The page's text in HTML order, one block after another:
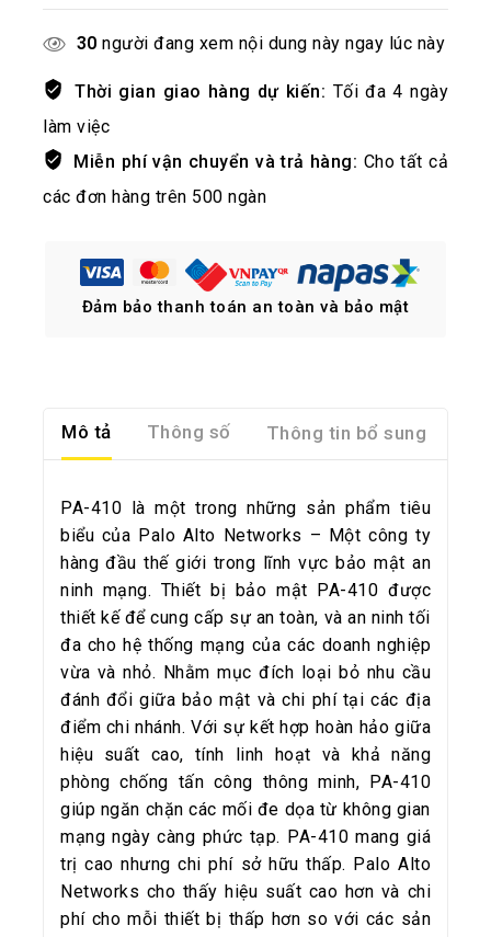
30 người đang xem nội dung này ngay lúc này
Thời gian giao hàng dự kiến: Tối đa 4 ngày
làm việc
Miễn phí vận chuyển và trả hàng: Cho tất cả
các đơn hàng trên 500 ngàn
Đảm bảo thanh toán an toàn và bảo mật
Mô tả Thông số Thông tin bổ sung
PA-410 là một trong những sản phẩm tiêu
biểu của Palo Alto Networks – Một công ty
hàng đầu thế giới trong lĩnh vực bảo mật an
ninh mạng. Thiết bị bảo mật PA-410 được
thiết kế để cung cấp sự an toàn, và an ninh tối
đa cho hệ thống mạng của các doanh nghiệp
vừa và nhỏ. Nhằm mục đích loại bỏ nhu cầu
đánh đổi giữa bảo mật và chi phí tại các địa
điểm chi nhánh. Với sự kết hợp hoàn hảo giữa
hiệu suất cao, tính linh hoạt và khả năng
phòng chống tấn công thông minh, PA-410
giúp ngăn chặn các mối đe dọa từ không gian
mạng ngày càng phức tạp. PA-410 mang giá
trị cao nhưng chi phí sở hữu thấp. Palo Alto
Networks cho thấy hiệu suất cao hơn và chi
phí cho mỗi thiết bị thấp hơn so với các sản